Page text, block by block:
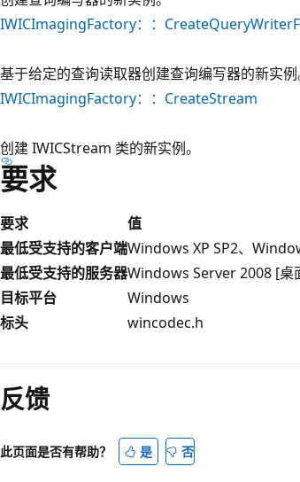
IWICImagingFactory：：
基于给定的查询读取器创建查询编写器的新实
IWICImagingFactory：：CreateStream
创建 IWICStream 类的新实例。
要求
要求
值
最低受支持的客户端Windows XP SP2、
最低受支持的服务器Windows Server 2008 [桌
目标平台
Windows
标头
wincodec.h
反馈
此页面是否有帮助？ 是 否